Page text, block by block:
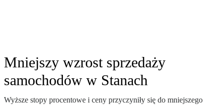
Mniejszy wzrost sprzedaży
samochodów w Stanach
Wyższe stopy procentowe i ceny przyczyniły się do mniejszego